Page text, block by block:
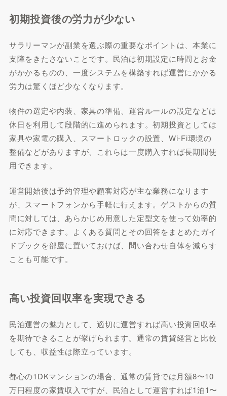
初期投資後の労力が少ない
サラリーマンが副業を選ぶ際の重要なポイントは、本業に
支障をきたさないことです。民泊は初期設定に時間とお金
がかかるものの、一度システムを構築すれば運営にかかる
労力は驚くほど少なくなります。
物件の選定や内装、家具の準備、運営ルールの設定などは
休日を利用して段階的に進められます。初期投資としては
家具や家電の購入、スマートロックの設置、Wi-Fi環境の
整備などがありますが、これらは一度購入すれば長期間使
用できます。
運営開始後は予約管理や顧客対応が主な業務になります
が、スマートフォンから手軽に行えます。ゲストからの質
問に対しては、あらかじめ用意した定型文を使って効率的
に対応できます。よくある質問とその回答をまとめたガイ
ドブックを部屋に置いておけば、問い合わせ自体を減らす
ことも可能です。
高い投資回収率を実現できる
民泊運営の魅力として、適切に運営すれば高い投資回収率
を期待できることが挙げられます。通常の賃貸経営と比較
しても、収益性は際立っています。
都心の1DKマンションの場合、通常の賃貸では月額8〜10
万円程度の家賃収入ですが、民泊として運営すれば1泊1〜